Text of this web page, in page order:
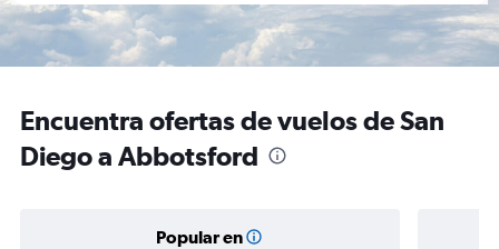
Encuentra ofertas de vuelos de San
Diego a Abbotsford
Popular en